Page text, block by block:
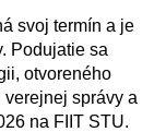
svoj termín a je
Podujatie sa
otvoreného
verejnej správy a
na FIIT STU.